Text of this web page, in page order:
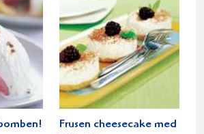
Frusen cheesecake med